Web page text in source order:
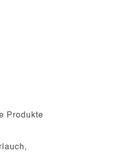
Produkte